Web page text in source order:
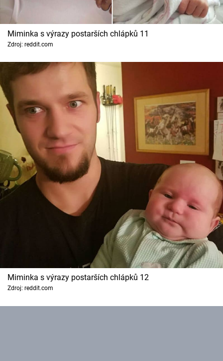
Miminka s výrazy postarších chlápků 11
Zdroj: reddit.com
Miminka s výrazy postarších chlápků 12
Zdroj: reddit.com